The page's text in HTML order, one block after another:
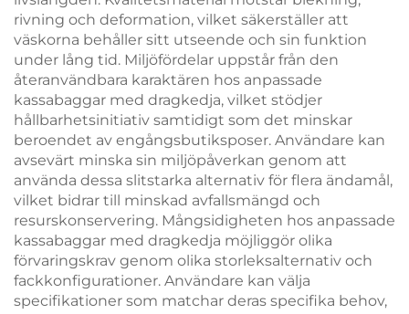
rivning och deformation, vilket säkerställer att
väskorna behåller sitt utseende och sin funktion
under lång tid. Miljöfördelar uppstår från den
återanvändbara karaktären hos anpassade
kassabaggar med dragkedja, vilket stödjer
hållbarhetsinitiativ samtidigt som det minskar
beroendet av engångsbutiksposer. Användare kan
avsevärt minska sin miljöpåverkan genom att
använda dessa slitstarka alternativ för flera ändamål,
vilket bidrar till minskad avfallsmängd och
resurskonservering. Mångsidigheten hos anpassade
kassabaggar med dragkedja möjliggör olika
förvaringskrav genom olika storleksalternativ och
fackkonfigurationer. Användare kan välja
specifikationer som matchar deras specifika behov,